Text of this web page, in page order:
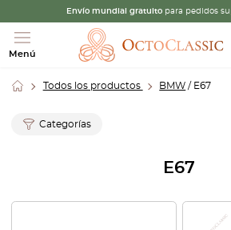
Envío mundial gratuito para pedidos
Menú
Todos los productos BMW / E67
Categorías
E67